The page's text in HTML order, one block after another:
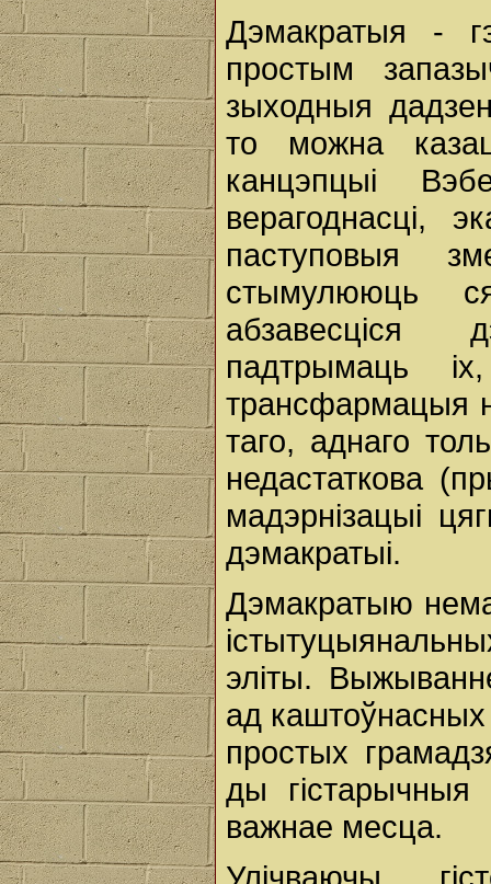
Дэмакратыя -
простым
зыходныя
то можна
канцэпцыі
верагоднасці,
паступовыя
стымулююць
абзавесціся
падтрымаць
трансфармацыя
таго, аднаго
недастаткова
мадэрнізацыі
дэмакратыі.
Дэмакратыю
эліты.
ад каштоўнасных
простых
ды
важнае месца.